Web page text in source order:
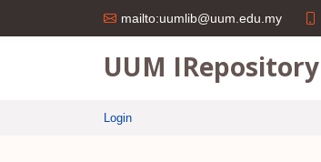
mailto:uumlib@uum.edu.my
UUM IRepository
Login